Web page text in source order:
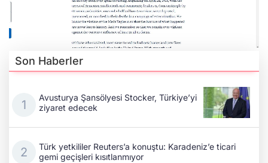
Son Haberler
Avusturya Şansölyesi Stocker, Türkiye’yi
ziyaret edecek
Türk yetkililer Reuters’a konuştu: Karadeniz’e ticari
gemi geçişleri kısıtlanmıyor